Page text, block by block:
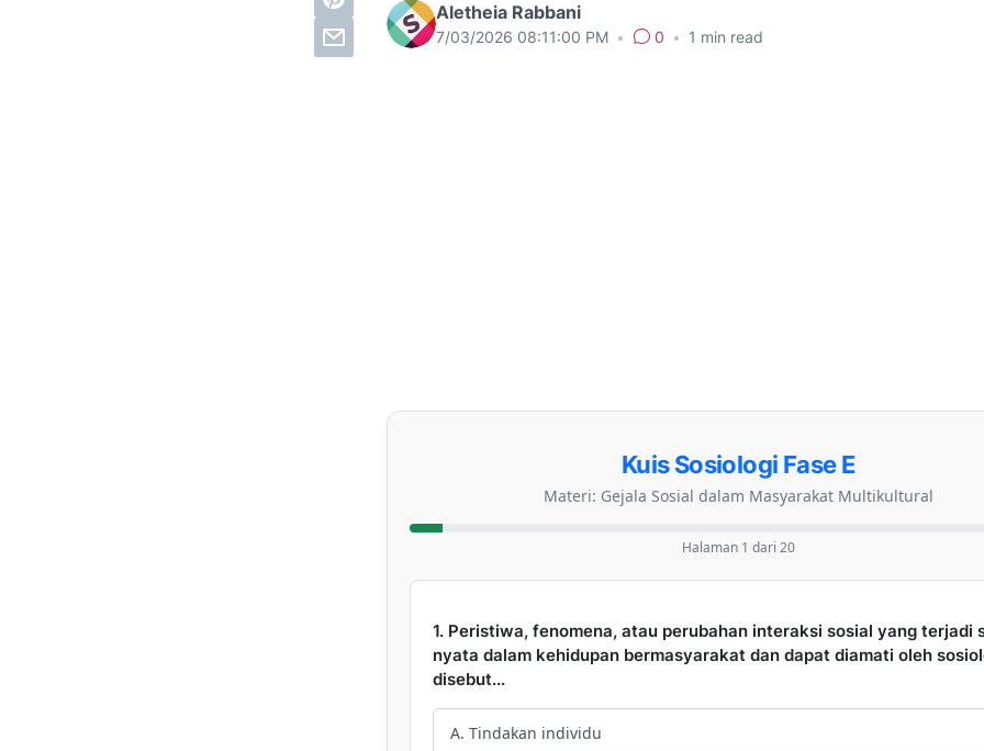
Aletheia Rabbani
7/03/2026 08:11:00 PM • 0 • 1 min read
Kuis Sosiologi Fase E
Materi: Gejala Sosial dalam Masyarakat Multikultural
Halaman 1 dari 20
1. Peristiwa, fenomena, atau perubahan interaksi sosial yang terjadi
nyata dalam kehidupan bermasyarakat dan dapat diamati oleh
disebut...
A. Tindakan individu